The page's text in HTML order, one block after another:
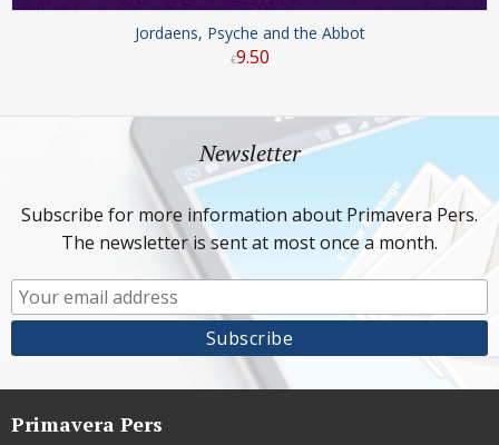
Jordaens, Psyche and the Abbot
€9.50
Newsletter
Subscribe for more information about Primavera Pers.
The newsletter is sent at most once a month.
Primavera Pers